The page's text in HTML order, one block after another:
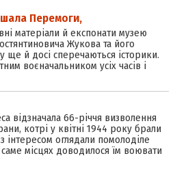
Перемоги,
матеріали й експонати музею
Жукова та його
ще й досі сперечаються історики.
воєначальником усіх часів і
відзначала 66-річчя визволення
котрі у квітні 1944 року брали
інтересом оглядали помолоділе
місцях доводилося їм воювати